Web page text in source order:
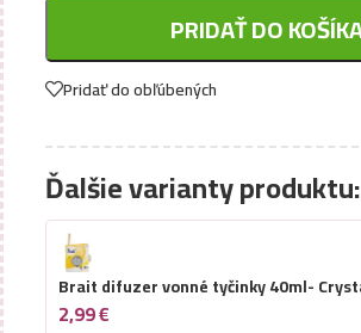
PRIDAŤ DO
Pridať do obľúbených
Ďalšie varianty produktu:
Brait difuzer vonné tyčinky 40ml-
2,99€